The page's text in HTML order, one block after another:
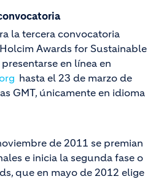
la tercera convocatoria
Awards for Sustainable
en línea en
hasta el 23 de marzo de
GMT, únicamente en idioma
de 2011 se premian
e inicia la segunda fase o
que en mayo de 2012 elige